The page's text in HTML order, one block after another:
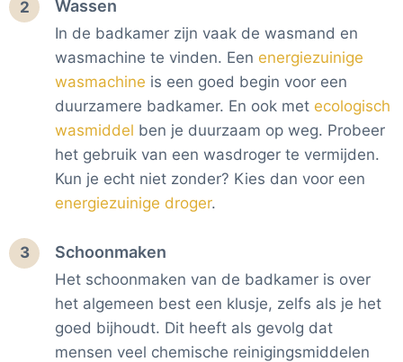
2 Wassen
In de badkamer zijn vaak de wasmand en
wasmachine te vinden. Een energiezuinige
wasmachine is een goed begin voor een
duurzamere badkamer. En ook met ecologisch
wasmiddel ben je duurzaam op weg. Probeer
het gebruik van een wasdroger te vermijden.
Kun je echt niet zonder? Kies dan voor een
energiezuinige droger.
3 Schoonmaken
Het schoonmaken van de badkamer is over
het algemeen best een klusje, zelfs als je het
goed bijhoudt. Dit heeft als gevolg dat
mensen veel chemische reinigingsmiddelen